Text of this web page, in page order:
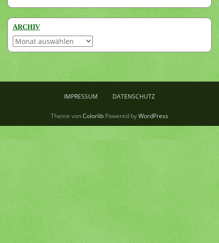
ARCHIV
Archiv
IMPRESSUM DATENSCHUTZ
Theme vonColorlib Powered byWordPress